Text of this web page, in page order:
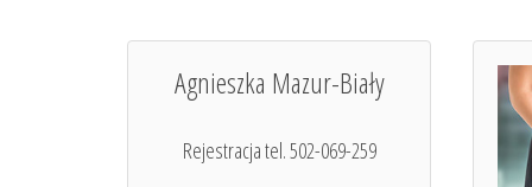
Agnieszka Mazur-Biały
Rejestracja tel. 502-069-259